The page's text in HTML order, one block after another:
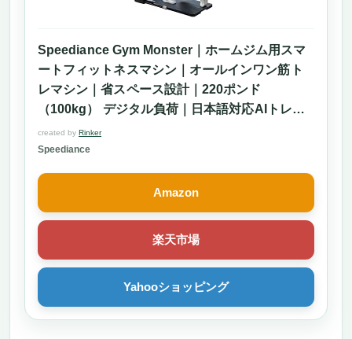
Speediance Gym Monster｜ホームジム用スマ
ートフィットネスマシン｜オールインワン筋ト
レマシン｜省スペース設計｜220ポンド
（100kg） デジタル負荷｜日本語対応AIトレー
ニングプログラム｜家庭用トレーニングマシン
｜筋トレマシーン トレーニングマシンランキン
マシン｜チェストプレス搭載 (Works Plus)
created by Rinker
Speediance
Amazon
楽天市場
Yahooショッピング